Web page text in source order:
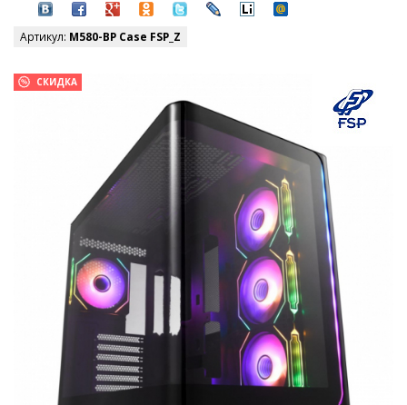
Артикул: M580-BP Case FSP_Z
СКИДКА